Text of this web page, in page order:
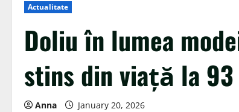
Actualitate
Doliu în lumea
stins din viață la 93
Anna January 20, 2026